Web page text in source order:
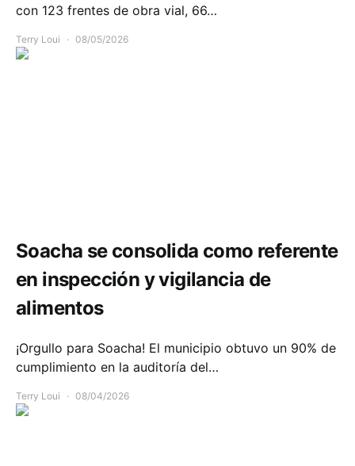
con 123 frentes de obra vial, 66…
Terry Loui 08/05/2026
Soacha se consolida como referente
en inspección y vigilancia de
alimentos
¡Orgullo para Soacha! El municipio obtuvo un 90% de
cumplimiento en la auditoría del…
Terry Loui 08/04/2026